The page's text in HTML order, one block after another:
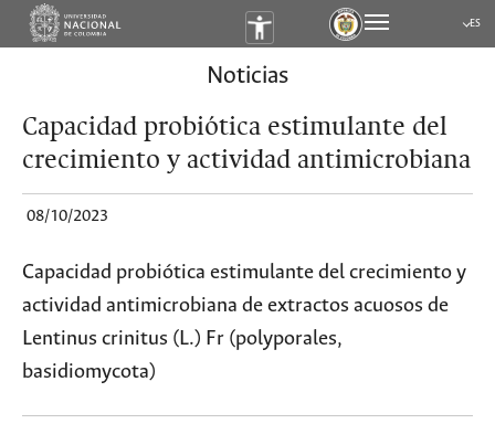
ES
Noticias
Capacidad probiótica estimulante del
crecimiento y actividad antimicrobiana
08/10/2023
Capacidad probiótica estimulante del crecimiento y
actividad antimicrobiana de extractos acuosos de
Lentinus crinitus (L.) Fr (polyporales,
basidiomycota)